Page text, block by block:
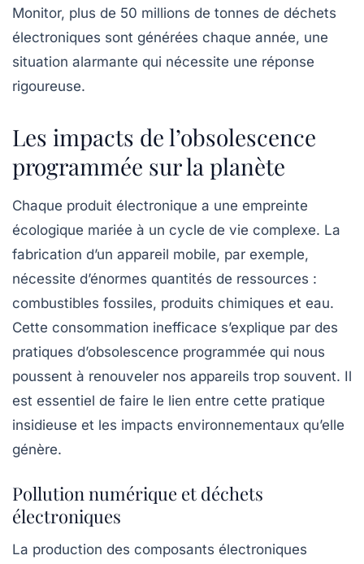
Monitor, plus de 50 millions de tonnes de déchets
électroniques sont générées chaque année, une
situation alarmante qui nécessite une réponse
rigoureuse.
Les impacts de l’obsolescence
programmée sur la planète
Chaque produit électronique a une empreinte
écologique mariée à un cycle de vie complexe. La
fabrication d’un appareil mobile, par exemple,
nécessite d’énormes quantités de ressources :
combustibles fossiles, produits chimiques et eau.
Cette consommation inefficace s’explique par des
pratiques d’obsolescence programmée qui nous
poussent à renouveler nos appareils trop souvent. Il
est essentiel de faire le lien entre cette pratique
insidieuse et les impacts environnementaux qu’elle
génère.
Pollution numérique et déchets
électroniques
La production des composants électroniques